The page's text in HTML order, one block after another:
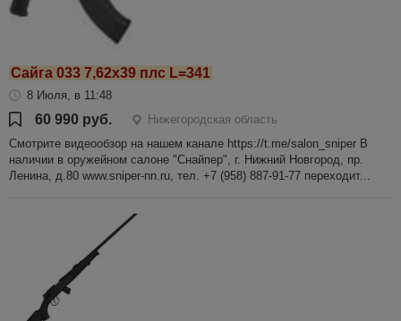
Сайга 033 7,62х39 плс L=341
8 Июля, в 11:48
60 990 руб.
Нижегородская область
Смотрите видеообзор на нашем канале https://t.me/salon_sniper В
наличии в оружейном салоне "Снайпер", г. Нижний Новгород, пр.
Ленина, д.80 www.sniper-nn.ru, тел. +7 (958) 887-91-77 переходит...